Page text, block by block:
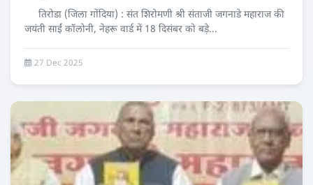
तिरोडा (जिला गोंदिया) : संत शिरोमणी श्री संताजी जगनाडे महाराज की
जयंती साईं कॉलोनी, नेहरू वार्ड में 18 दिसंबर को बड़े...
27 Dec 2025